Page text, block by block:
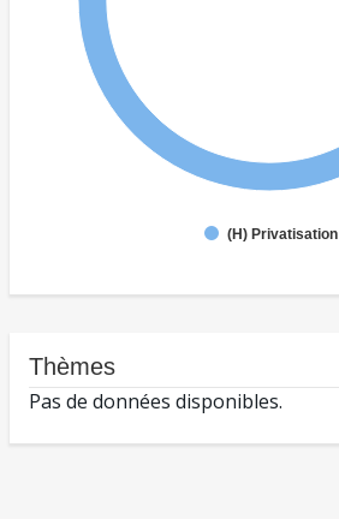
(H) Privatisation
Thèmes
Pas de données disponibles.